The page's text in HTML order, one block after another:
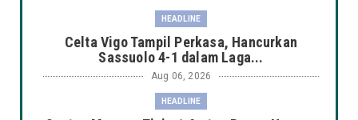
HEADLINE
Celta Vigo Tampil Perkasa, Hancurkan
Sassuolo 4-1 dalam Laga...
Aug 06, 2026
HEADLINE